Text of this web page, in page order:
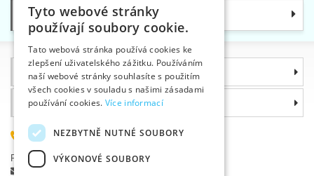
Kategorie
Informace
Proč si zvolit právě nás
585 051 217
Plzeňská 868, 783 91 Uničov, Česká republika
Položit dotaz
ENGLISH
GERMAN
Tyto webové stránky
používají soubory cookie.
Tato webová stránka používá cookies ke
zlepšení uživatelského zážitku. Používáním
naší webové stránky souhlasíte s použitím
všech cookies v souladu s našimi zásadami
používání cookies. Více informací
NEZBYTNĚ NUTNÉ SOUBORY
VÝKONOVÉ SOUBORY